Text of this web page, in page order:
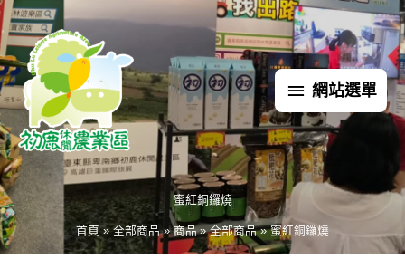
跳
至
主
要
內
容
網
站
選
單
網站選單
蜜紅銅鑼燒
首頁 全部商品 商品 全部商品 蜜紅銅鑼燒